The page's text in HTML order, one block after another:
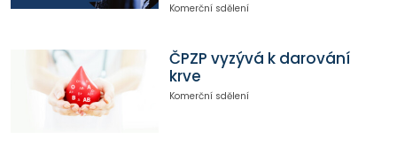
Komerční sdělení
ČPZP vyzývá k darování
krve
Komerční sdělení